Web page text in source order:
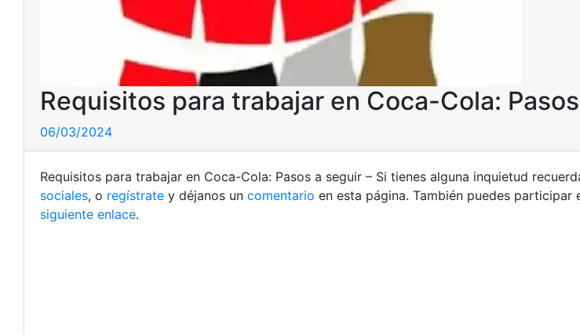
Requisitos para trabajar en Coca-Cola:
06/03/2024
Requisitos para trabajar en Coca-Cola: Pasos a seguir – Si tienes alguna inquietud
sociales, o regístrate y déjanos un comentario en esta página. También puedes participar
siguiente enlace.